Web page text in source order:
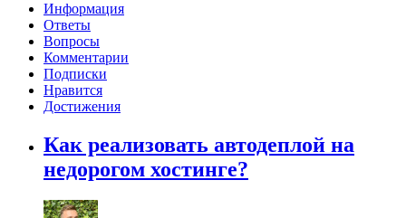
Информация
Ответы
Вопросы
Комментарии
Подписки
Нравится
Достижения
Как реализовать автодеплой на
недорогом хостинге?